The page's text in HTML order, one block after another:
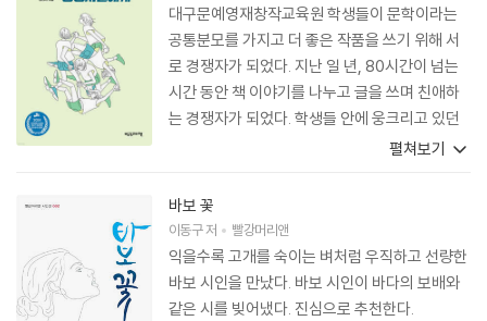
대구문예영재창작교육원 학생들이 문학이라는
공통분모를 가지고 더 좋은 작품을 쓰기 위해 서
로 경쟁자가 되었다. 지난 일 년, 80시간이 넘는
시간 동안 책 이야기를 나누고 글을 쓰며 친애하
는 경쟁자가 되었다. 학생들 안에 웅크리고 있던
문학의 씨앗이 서로 경쟁하듯 움터 올라 한 권의
고군분투한 시간을 엿보기 위해 설레는 마음으로
책장을 넘기길 바란다.
펼쳐보기
바보 꽃
이동구저 빨강머리앤
익을수록 고개를 숙이는 벼처럼 우직하고 선량한
바보 시인을 만났다. 바보 시인이 바다의 보배와
같은 시를 빚어냈다. 진심으로 추천한다.